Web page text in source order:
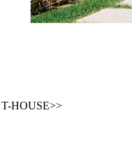
HOUSE>>